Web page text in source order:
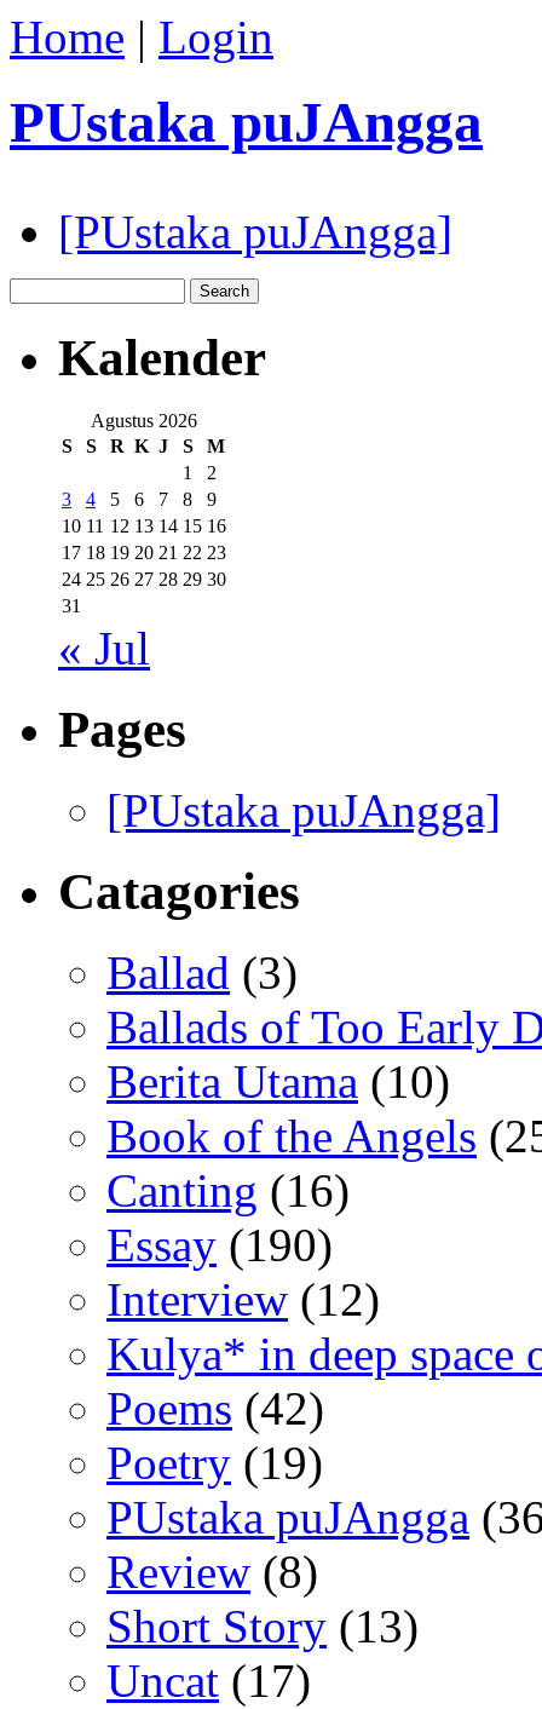
Home | Login
PUstaka puJAngga
[PUstaka puJAngga]
Kalender
Agustus 2026
S
S R K J S
M
1
2
3
4 5 6 7 8
9
10 11 12 13 14 15 16
17 18 19 20 21 22 23
24 25 26 27 28 29 30
31
« Jul
Pages
[PUstaka puJAngga]
Catagories
Ballad (3)
Ballads of Too Early
Berita Utama (10)
Book of the Angels
Canting (16)
Essay (190)
Interview (12)
Kulya* in deep space
Poems (42)
Poetry (19)
PUstaka puJAngga
Review (8)
Short Story (13)
Uncat (17)